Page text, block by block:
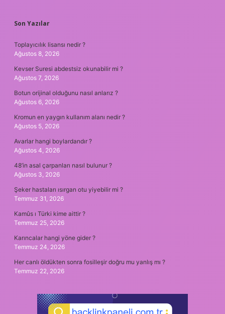
SIDEBAR
Son Yazılar
Toplayıcılık lisansı nedir ?
Ağustos 8, 2026
Kevser Suresi abdestsiz okunabilir mi ?
Ağustos 7, 2026
Botun orijinal olduğunu nasıl anlarız ?
Ağustos 6, 2026
Kromun en yaygın kullanım alanı nedir ?
Ağustos 5, 2026
Avarlar hangi boylardandır ?
Ağustos 4, 2026
48’in asal çarpanları nasıl bulunur ?
Ağustos 3, 2026
Şeker hastaları ısırgan otu yiyebilir mi ?
Temmuz 31, 2026
Kamûs ı Türki kime aittir ?
Temmuz 25, 2026
Karıncalar hangi yöne gider ?
Temmuz 24, 2026
Her canlı öldükten sonra fosilleşir doğru mu yanlış mı ?
Temmuz 22, 2026